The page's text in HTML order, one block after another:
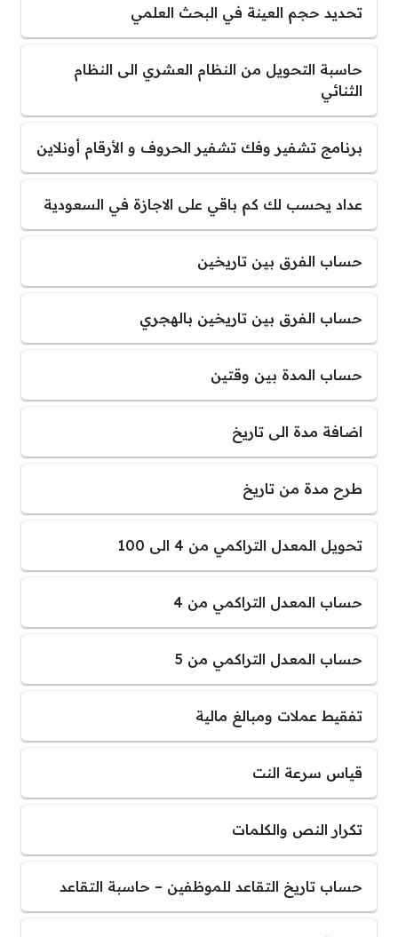
تحديد حجم العينة في البحث العلمي
حاسبة التحويل من النظام العشري الى النظام
الثنائي
برنامج تشفير وفك تشفير الحروف و الأرقام أونلاين
عداد يحسب لك كم باقي على الاجازة في السعودية
حساب الفرق بين تاريخين
حساب الفرق بين تاريخين بالهجري
حساب المدة بين وقتين
اضافة مدة الى تاريخ
طرح مدة من تاريخ
تحويل المعدل التراكمي من 4 الى 100
حساب المعدل التراكمي من 4
حساب المعدل التراكمي من 5
تفقيط عملات ومبالغ مالية
قياس سرعة النت
تكرار النص والكلمات
حساب تاريخ التقاعد للموظفين – حاسبة التقاعد